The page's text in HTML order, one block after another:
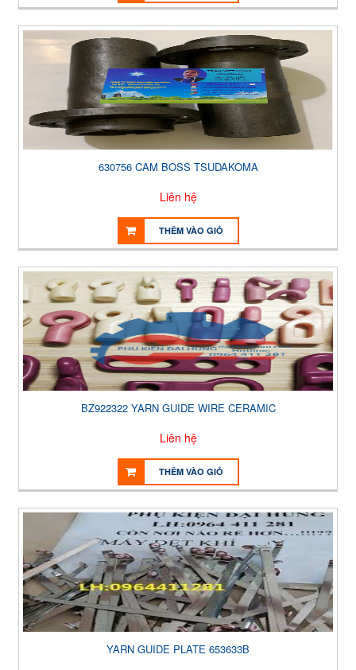
630756 CAM BOSS TSUDAKOMA
Liên hệ
THÊM VÀO GIỎ
BZ922322 YARN GUIDE WIRE CERAMIC
Liên hệ
THÊM VÀO GIỎ
YARN GUIDE PLATE 653633B